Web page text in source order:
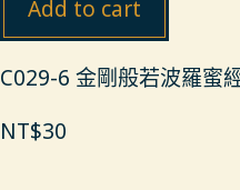
Add to cart
C029-6 金剛般若波羅蜜
NT$30